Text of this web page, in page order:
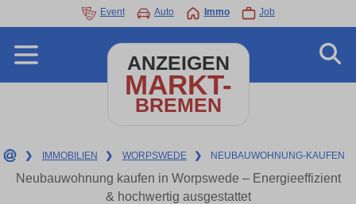
Event Auto Immo Job
ANZEIGEN
MARKT-
BREMEN
❯ IMMOBILIEN ❯ WORPSWEDE ❯ NEUBAUWOHNUNG-KAUFEN
Neubauwohnung kaufen in Worpswede – Energieeffizient
& hochwertig ausgestattet